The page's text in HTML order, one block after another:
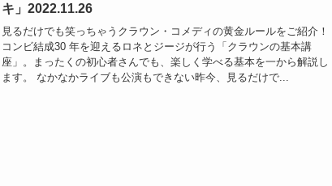
キ」2022.11.26
見るだけでも笑っちゃうクラウン・コメディの黄金ルールをご紹介！
コンビ結成30 年を迎えるロネとジージが行う「クラウンの基本講
座」。まったくの初心者さんでも、楽しく学べる基本を一から解説し
ます。 なかなかライブも公演もできない昨今、見るだけで...